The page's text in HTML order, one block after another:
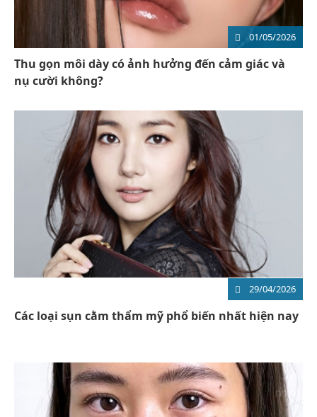
01/05/2026
Thu gọn môi dày có ảnh hưởng đến cảm giác và
nụ cười không?
29/04/2026
Các loại sụn cằm thẩm mỹ phổ biến nhất hiện nay